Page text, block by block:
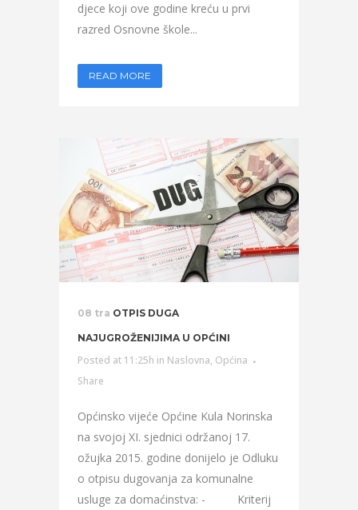
djece koji ove godine kreću u prvi
razred Osnovne škole...
READ MORE
08 tra OTPIS DUGA
NAJUGROŽENIJIMA U OPĆINI
Posted at 11:25h in Naslovna, Općina
Share
Općinsko vijeće Općine Kula Norinska
na svojoj XI. sjednici održanoj 17.
ožujka 2015. godine donijelo je Odluku
o otpisu dugovanja za komunalne
usluge za domaćinstva: - Kriterij